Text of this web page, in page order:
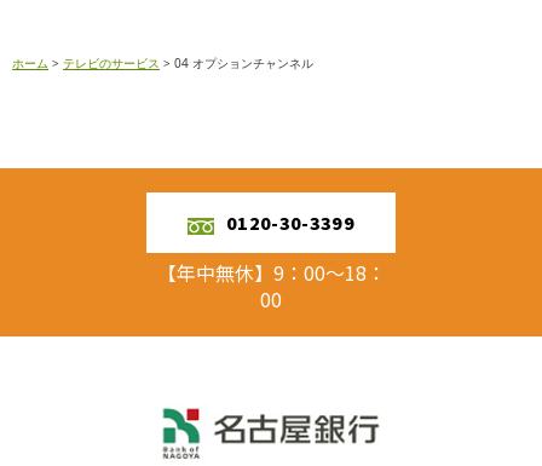
ホーム > テレビのサービス > 04 オプションチャンネル
0120-30-3399
【年中無休】9：00～18：
00